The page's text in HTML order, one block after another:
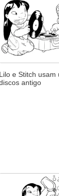
Lilo e Stitch usam
antigo